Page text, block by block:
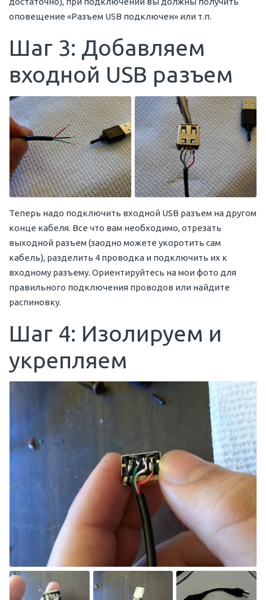
оповещение «Разъем USB подключен» или т.п.
Шаг 3: Добавляем
входной USB разъем
Теперь надо подключить входной USB разъем на другом
конце кабеля. Все что вам необходимо, отрезать
выходной разъем (заодно можете укоротить сам
кабель), разделить 4 проводка и подключить их к
входному разъему. Ориентируйтесь на мои фото для
правильного подключения проводов или найдите
распиновку.
Шаг 4: Изолируем и
укрепляем